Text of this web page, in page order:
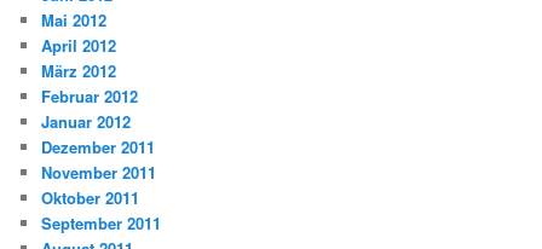
Mai 2012
April 2012
März 2012
Februar 2012
Januar 2012
Dezember 2011
November 2011
Oktober 2011
September 2011